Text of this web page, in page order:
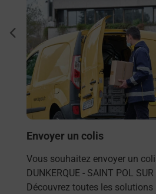
Envoyer un colis
Vous souhaitez envoyer un
DUNKERQUE - SAINT POL
Découvrez toutes les